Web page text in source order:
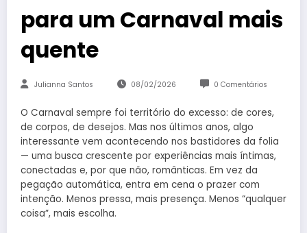
para um Carnaval mais
quente
Julianna Santos 08/02/2026 0 Comentários
O Carnaval sempre foi território do excesso: de cores,
de corpos, de desejos. Mas nos últimos anos, algo
interessante vem acontecendo nos bastidores da folia
— uma busca crescente por experiências mais íntimas,
conectadas e, por que não, românticas. Em vez da
pegação automática, entra em cena o prazer com
intenção. Menos pressa, mais presença. Menos “qualquer
coisa”, mais escolha.